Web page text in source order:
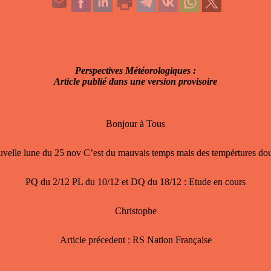
Perspectives Météorologiques :
Article publié dans une version provisoire
Bonjour à Tous
lune du 25 nov C’est du mauvais temps mais des tempértures
PQ du 2/12 PL du 10/12 et DQ du 18/12 : Etude en cours
Christophe
Article précedent : RS Nation Française